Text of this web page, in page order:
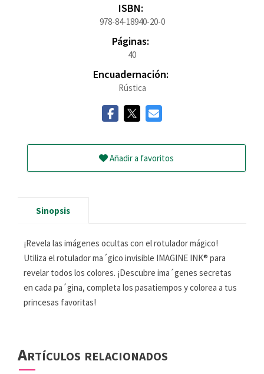
ISBN:
978-84-18940-20-0
Páginas:
40
Encuadernación:
Rústica
Añadir a favoritos
Sinopsis
¡Revela las imágenes ocultas con el rotulador mágico!
Utiliza el rotulador ma´gico invisible IMAGINE INK® para
revelar todos los colores. ¡Descubre ima´genes secretas
en cada pa´gina, completa los pasatiempos y colorea a tus
princesas favoritas!
Artículos relacionados